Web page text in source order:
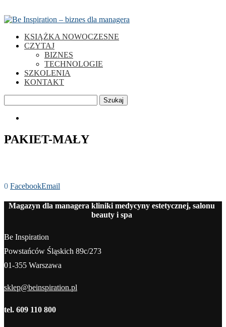
KSIĄŻKA NOWOCZESNE
CZYTAJ
BIZNES
TECHNOLOGIE
SZKOLENIA
KONTAKT
Szukaj
PAKIET-MAŁY
0 FacebookEmail
Magazyn dla managera kliniki medycyny estetycznej, salonu
beauty i spa
Be Inspiration
Powstańców Śląskich 89c/273
01-355 Warszawa
sklep@beinspiration.pl
tel. 609 110 800